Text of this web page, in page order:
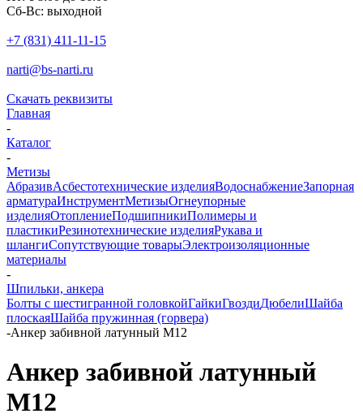
Сб-Вс: выходной
+7 (831) 411-11-15
narti@bs-narti.ru
Скачать реквизиты
Главная
-
Каталог
-
Метизы
АбразивАсбестотехнические изделияВодоснабжениеЗапорная
арматураИнструментМетизыОгнеупорные
изделияОтоплениеПодшипникиПолимеры и
пластикиРезинотехнические изделияРукава и
шлангиСопутствующие товарыЭлектроизоляционные
материалы
-
Шпильки, анкера
Болты с шестигранной головкойГайкиГвоздиДюбелиШайба
плоскаяШайба пружинная (горвера)
-Анкер забивной латунный М12
Анкер забивной латунный
М12